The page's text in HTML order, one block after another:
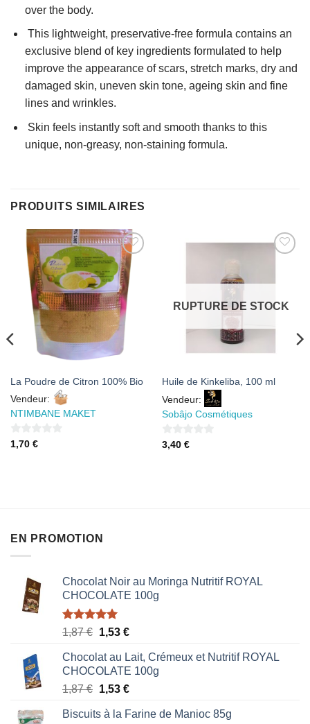
over the body.
This lightweight, preservative-free formula contains an
exclusive blend of key ingredients formulated to help
improve the appearance of scars, stretch marks, dry and
damaged skin, uneven skin tone, ageing skin and fine
lines and wrinkles.
Skin feels instantly soft and smooth thanks to this
unique, non-greasy, non-staining formula.
PRODUITS SIMILAIRES
AJOUTER
À MES
FAVORIS
La Poudre de Citron 100% Bio
Vendeur:
NTIMBANE MAKET
0
1,70 €
RUPTURE DE STOCK
Huile de Kinkeliba, 100 ml
Vendeur:
Sobâjo Cosmétiques
0
3,40 €
EN PROMOTION
Chocolat Noir au Moringa Nutritif ROYAL
CHOCOLATE 100g
Note5.00
1,87€ Le
initial
était :
1,87 €.
1,53 €Le
actuel
est :
1,53 €.
Chocolat au Lait, Crémeux et Nutritif ROYAL
CHOCOLATE 100g
1,87€ Le
initial
1,53 €Le
actuel
Biscuits à la Farine de Manioc 85g